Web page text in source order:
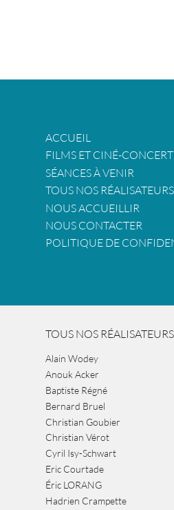
ACCUEIL
FILMS ET CINÉ-
SÉANCES À VENIR
TOUS NOS RÉALISATEURS
NOUS ACCUEILLIR
NOUS CONTACTER
POLITIQUE DE
TOUS NOS RÉALISATEURS
Alain Wodey
Anouk Acker
Baptiste Régné
Bernard Bruel
Christian Goubier
Christian Vérot
Cyril Isy-Schwart
Eric Courtade
Éric LORANG
Hadrien Crampette